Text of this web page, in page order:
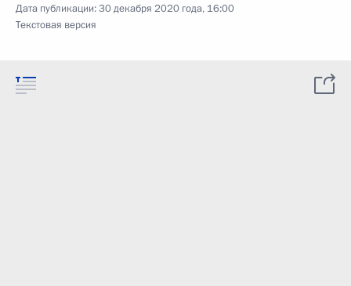
Дата публикации:30 декабря 2020 года, 16:00
Текстовая версия